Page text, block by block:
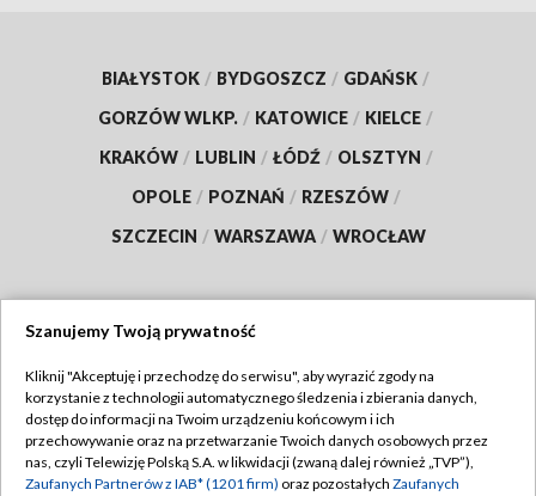
BIAŁYSTOK / BYDGOSZCZ / GDAŃSK /
GORZÓW WLKP. / KATOWICE / KIELCE /
KRAKÓW / LUBLIN / ŁÓDŹ / OLSZTYN /
OPOLE / POZNAŃ / RZESZÓW /
SZCZECIN / WARSZAWA / WROCŁAW
TVP
Abonament TVP
Emisja w TVP
Regulamin TVP
Polityka prywatności
Szanujemy Twoją prywatność
Kliknij "Akceptuję i przechodzę do serwisu", aby wyrazić zgody na
korzystanie z technologii automatycznego śledzenia i zbierania danych,
dostęp do informacji na Twoim urządzeniu końcowym i ich
przechowywanie oraz na przetwarzanie Twoich danych osobowych przez
nas, czyli Telewizję Polską S.A. w likwidacji (zwaną dalej również „TVP”),
Zaufanych Partnerów z IAB* (1201 firm) oraz pozostałych Zaufanych